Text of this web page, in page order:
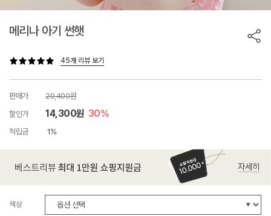
메리나 아기 썬햇
45개 리뷰 보기
판매가
20,400원
할인가
14,300원 30%
적립금 1%
색상